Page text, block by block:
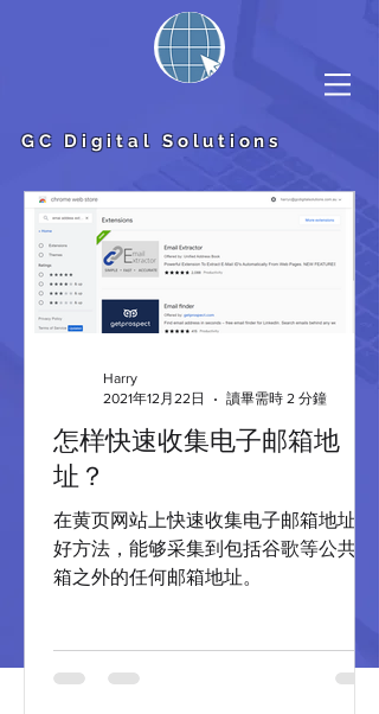
GC Digital Solutions
怎样快速收集电子邮箱地
址？
在黄页网站上快速收集电子邮箱地址的
好方法，能够采集到包括谷歌等公共邮
箱之外的任何邮箱地址。
Harry
2021年12月22日
讀畢需時 2 分鐘